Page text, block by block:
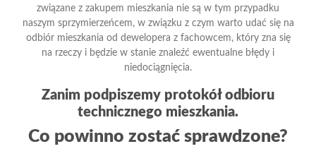
związane z zakupem mieszkania nie są w tym przypadku
naszym sprzymierzeńcem, w związku z czym warto udać się na
odbiór mieszkania od dewelopera z fachowcem, który zna się
na rzeczy i będzie w stanie znaleźć ewentualne błędy i
niedociągnięcia.
Zanim podpiszemy protokół odbioru
technicznego mieszkania.
Co powinno zostać sprawdzone?